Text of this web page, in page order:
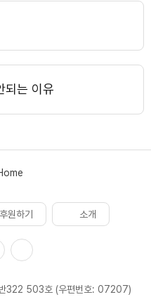
되는 이유
후원하기 소개
322 503호 (우편번호: 07207)